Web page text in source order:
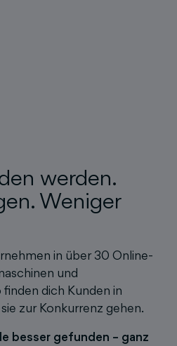
werden.
Weniger
in über 30 Online-
und
dich Kunden in
zur Konkurrenz gehen.
besser gefunden – ganz